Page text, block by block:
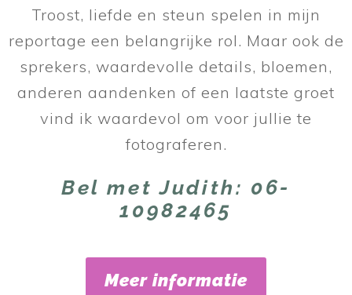
Troost, liefde en steun spelen in mijn
reportage een belangrijke rol. Maar ook de
sprekers, waardevolle details, bloemen,
anderen aandenken of een laatste groet
vind ik waardevol om voor jullie te
fotograferen.
Bel met Judith: 06-
10982465
Meer informatie